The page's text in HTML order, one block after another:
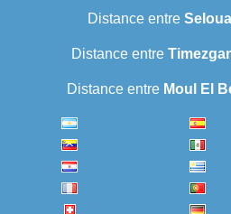
Distance entre
Distance entre
Distance entre Moul El